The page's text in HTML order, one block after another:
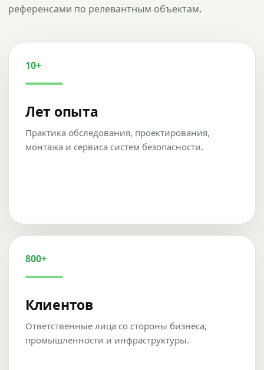
референсами по релевантным объектам.
10+
Лет опыта
Практика обследования, проектирования,
монтажа и сервиса систем безопасности.
800+
Клиентов
Ответственные лица со стороны бизнеса,
промышленности и инфраструктуры.